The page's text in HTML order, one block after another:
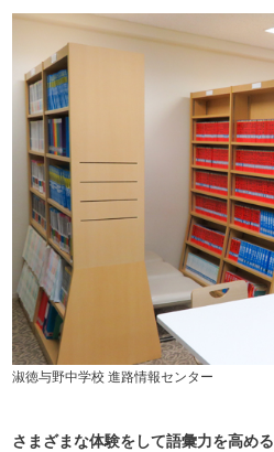
淑徳与野中学校 進路情報センター
さまざまな体験をして語彙力を高める